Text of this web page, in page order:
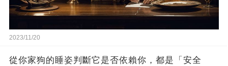
2023/11/20
從你家狗的睡姿判斷它是否依賴你，都是「安全